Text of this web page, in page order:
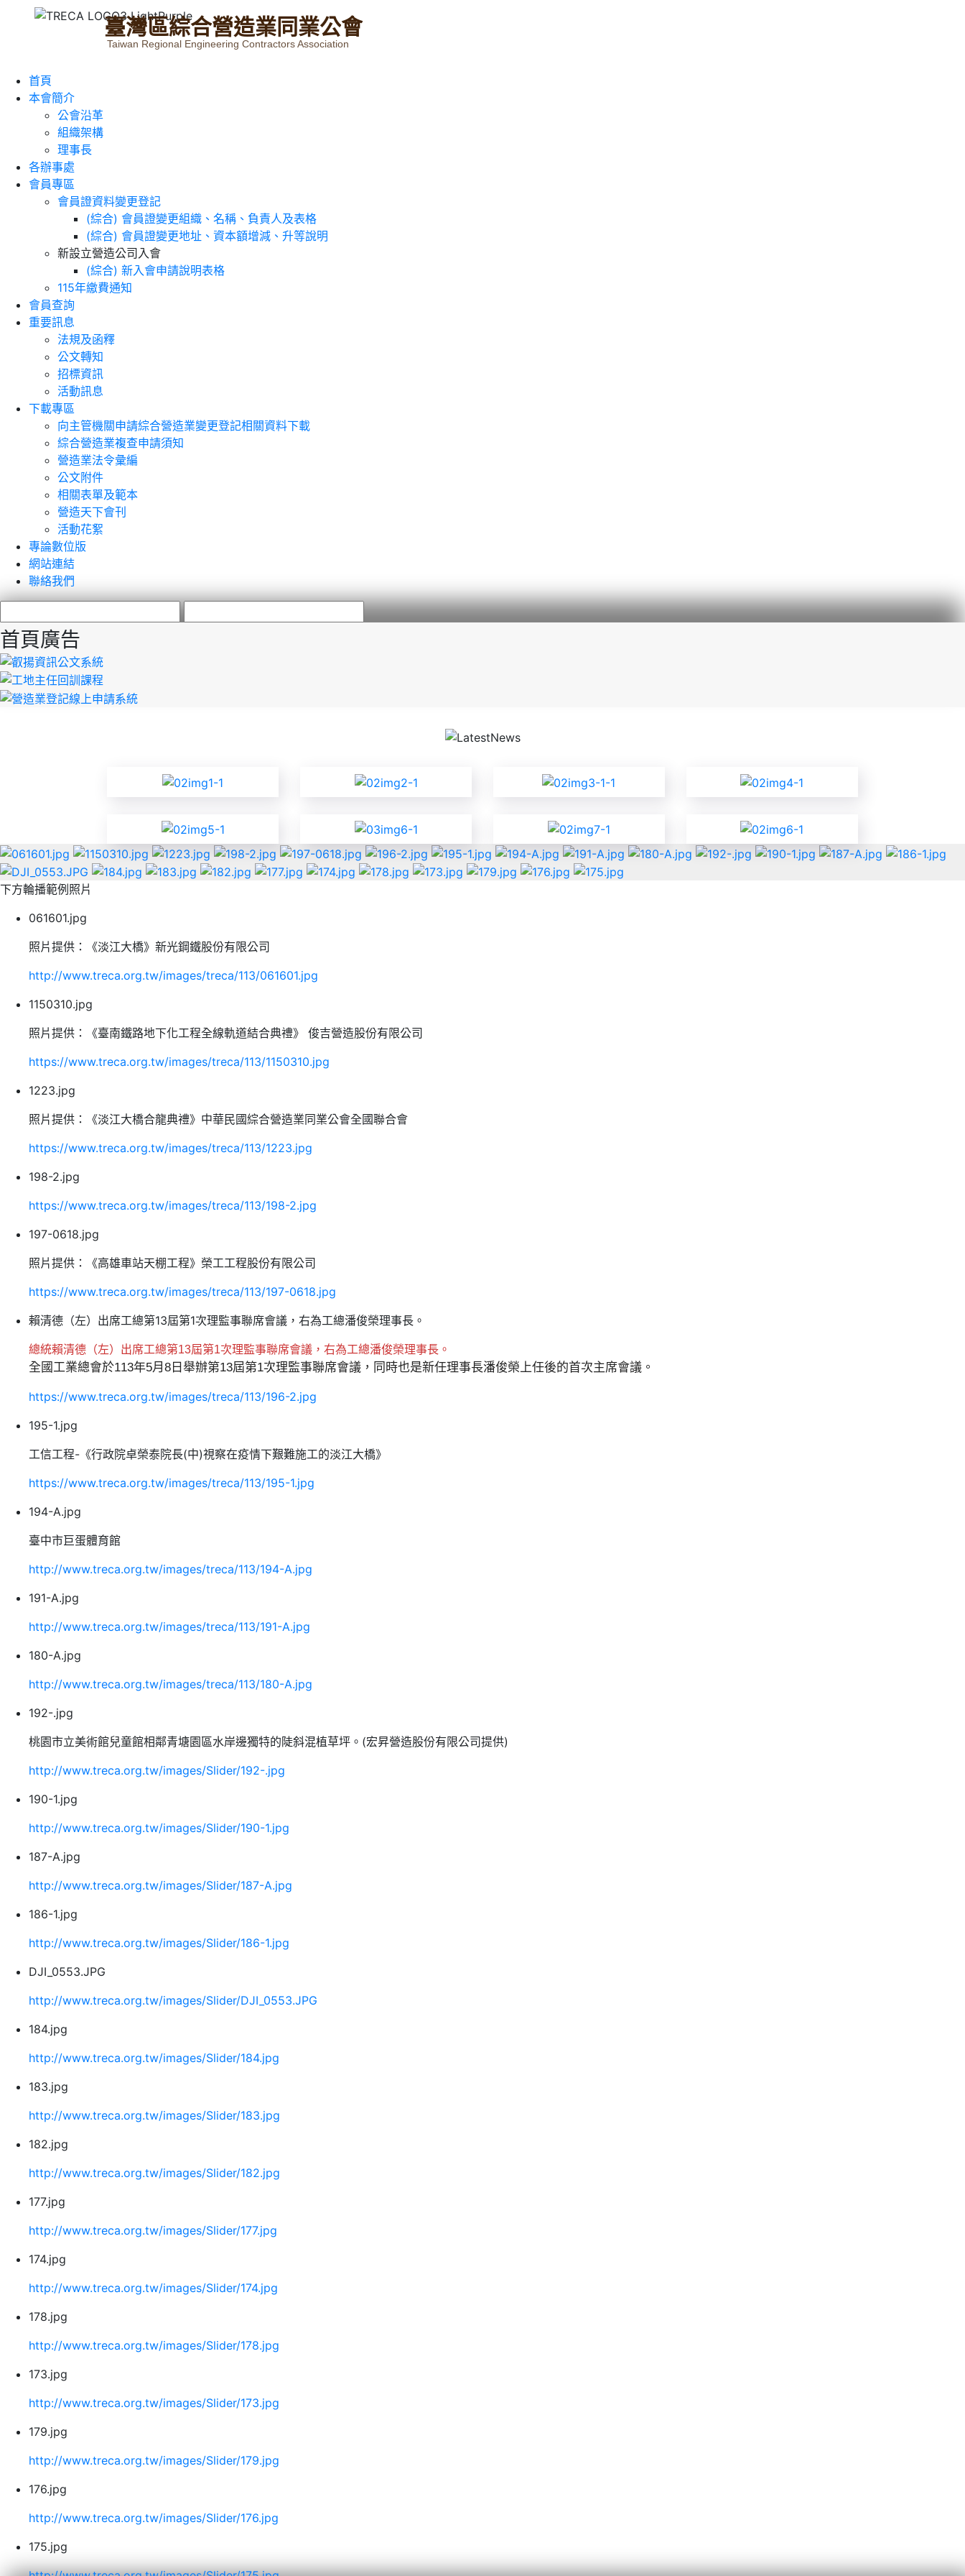
臺灣區綜合營造業同業公會
Taiwan Regional Engineering Contractors Association
首頁
本會簡介
公會沿革
組織架構
理事長
各辦事處
會員專區
會員證資料變更登記
(綜合) 會員證變更組織、名稱、負責人及表格
(綜合) 會員證變更地址、資本額增減、升等說明
新設立營造公司入會
(綜合) 新入會申請說明表格
115年繳費通知
會員查詢
重要訊息
法規及函釋
公文轉知
招標資訊
活動訊息
下載專區
向主管機關申請綜合營造業變更登記相關資料下載
綜合營造業複查申請須知
營造業法令彙編
公文附件
相關表單及範本
營造天下會刊
活動花絮
專論數位版
網站連結
聯絡我們
首頁廣告
下方輪播範例照片
061601.jpg
照片提供：《淡江大橋》新光鋼鐵股份有限公司
http://www.treca.org.tw/images/treca/113/061601.jpg
1150310.jpg
照片提供：《臺南鐵路地下化工程全線軌道結合典禮》 俊吉營造股份有限公司
https://www.treca.org.tw/images/treca/113/1150310.jpg
1223.jpg
照片提供：《淡江大橋合龍典禮》中華民國綜合營造業同業公會全國聯合會
https://www.treca.org.tw/images/treca/113/1223.jpg
198-2.jpg
https://www.treca.org.tw/images/treca/113/198-2.jpg
197-0618.jpg
照片提供：《高雄車站天棚工程》榮工工程股份有限公司
https://www.treca.org.tw/images/treca/113/197-0618.jpg
賴清德（左）出席工總第13屆第1次理監事聯席會議，右為工總潘俊榮理事長。
總統賴清德（左）出席工總第13屆第1次理監事聯席會議，右為工總潘俊榮理事長。
全國工業總會於113年5月8日舉辦第13屆第1次理監事聯席會議，同時也是新任理事長潘俊榮上任後的首次主席會議。
https://www.treca.org.tw/images/treca/113/196-2.jpg
195-1.jpg
工信工程-《行政院卓榮泰院長(中)視察在疫情下艱難施工的淡江大橋》
https://www.treca.org.tw/images/treca/113/195-1.jpg
194-A.jpg
臺中市巨蛋體育館
http://www.treca.org.tw/images/treca/113/194-A.jpg
191-A.jpg
http://www.treca.org.tw/images/treca/113/191-A.jpg
180-A.jpg
http://www.treca.org.tw/images/treca/113/180-A.jpg
192-.jpg
桃園市立美術館兒童館相鄰青塘園區水岸邊獨特的陡斜混植草坪。(宏昇營造股份有限公司提供)
http://www.treca.org.tw/images/Slider/192-.jpg
190-1.jpg
http://www.treca.org.tw/images/Slider/190-1.jpg
187-A.jpg
http://www.treca.org.tw/images/Slider/187-A.jpg
186-1.jpg
http://www.treca.org.tw/images/Slider/186-1.jpg
DJI_0553.JPG
http://www.treca.org.tw/images/Slider/DJI_0553.JPG
184.jpg
http://www.treca.org.tw/images/Slider/184.jpg
183.jpg
http://www.treca.org.tw/images/Slider/183.jpg
182.jpg
http://www.treca.org.tw/images/Slider/182.jpg
177.jpg
http://www.treca.org.tw/images/Slider/177.jpg
174.jpg
http://www.treca.org.tw/images/Slider/174.jpg
178.jpg
http://www.treca.org.tw/images/Slider/178.jpg
173.jpg
http://www.treca.org.tw/images/Slider/173.jpg
179.jpg
http://www.treca.org.tw/images/Slider/179.jpg
176.jpg
http://www.treca.org.tw/images/Slider/176.jpg
175.jpg